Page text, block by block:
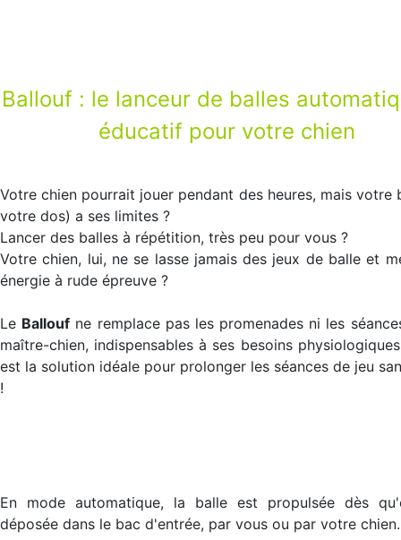
Ballouf : le lanceur de balles automati
éducatif pour votre chien
Votre chien pourrait jouer pendant des heures, mais votre
votre dos) a ses limites ?
Lancer des balles à répétition, très peu pour vous ?
Votre chien, lui, ne se lasse jamais des jeux de balle et
énergie à rude épreuve ?
Le Ballouf ne remplace pas les promenades ni les
maître-chien, indispensables à ses besoins
est la solution idéale pour prolonger les séances de jeu
!
En mode automatique, la balle est propulsée dès
déposée dans le bac d'entrée, par vous ou par votre chien.